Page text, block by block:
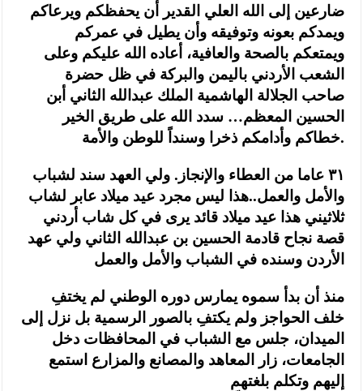
ضارعين إلى الله العلي القدير أن يحفظكم ويرعاكم
ويمدكم بعونه وتوفيقه وأن يطيل في عمركم
ويمتعكم بالصحة والعافية، أعاده الله عليكم وعلى
الشعب الأردني باليمن والبركة في ظل حضرة
صاحب الجلالة الهاشمية الملك عبدالله الثاني أبن
الحسين المعظم… سدد الله على طريق الخير
خطاكم وأدامكم ذخرا وسنداً للوطن والأمة.
٣١ عاما من العطاء والإنجاز. ولي العهد سند لشباب
والأمل والعمل..هذا ليس مجرد عيد ميلاد عابر لشاب
ثلاثيني هذا عيد ميلاد قائد يرى في كل شاب أردني
قصة نجاح قادمة الحسين بن عبدالله الثاني ولي عهد
الأردن وسنده في الشباب والأمل والعمل
منذ أن بدأ سموه يمارس دوره الوطني لم يختفِ
خلف الحواجز ولم يكتفِ بالصور الرسمية بل نزل إلى
الميدان، جلس مع الشباب في المحافظات دخل
الجامعات، زار المعاهد والمصانع والمزارع استمع
إليهم وتكلم بلغتهم